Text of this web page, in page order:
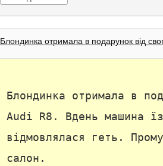
Блондинка отримала в подарунок від
Блондинка отримала в
Audi R8. Вдень машина
відмовлялася геть.
салон.